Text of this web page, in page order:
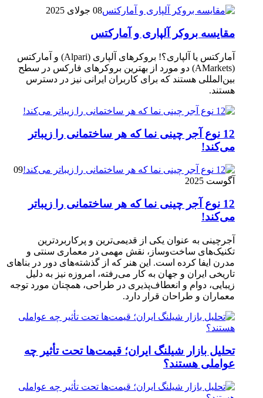
08 جولای 2025
مقایسه بروکر آلپاری و آمارکتس
آمارکتس یا آلپاری؟! بروکرهای آلپاری (Alpari) و آمارکتس
(AMarkets) دو مورد از بهترین بروکرهای فارکس در سطح
بین‌المللی هستند که برای کاربران ایرانی نیز در دسترس
هستند.
12 نوع آجر چینی نما که هر ساختمانی را زیباتر
می‌کند!
09
آگوست 2025
12 نوع آجر چینی نما که هر ساختمانی را زیباتر
می‌کند!
آجرچینی به عنوان یکی از قدیمی‌ترین و پرکاربردترین
تکنیک‌های ساخت‌وساز، نقش مهمی در معماری سنتی و
مدرن ایفا کرده است. این هنر که از گذشته‌های دور در بناهای
تاریخی ایران و جهان به کار می‌رفته، امروزه نیز به دلیل
زیبایی، دوام و انعطاف‌پذیری در طراحی، همچنان مورد توجه
معماران و طراحان قرار دارد.
تحلیل بازار شیلنگ ایران؛ قیمت‌ها تحت تأثیر چه
عواملی هستند؟